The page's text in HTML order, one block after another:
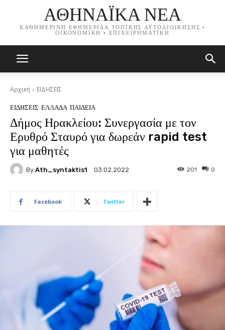
ΑΘΗΝΑΪΚΑ ΝΕΑ
ΚΑΘΗΜΕΡΙΝΗ ΕΦΗΜΕΡΙΔΑ ΤΟΠΙΚΗΣ ΑΥΤΟΔΙΟΙΚΗΣΗΣ •
ΟΙΚΟΝΟΜΙΚΗ • ΕΠΙΧΕΙΡΗΜΑΤΙΚΗ
Αρχική ΕΙΔΗΣΕΙΣ
ΕΙΔΗΣΕΙΣ ΕΛΛΑΔΑ ΠΑΙΔΕΙΑ
Δήμος Ηρακλείου: Συνεργασία με τον
Ερυθρό Σταυρό για δωρεάν rapid test
για μαθητές
By Ath_syntaktis1 03.02.2022 0
201
Facebook Twitter